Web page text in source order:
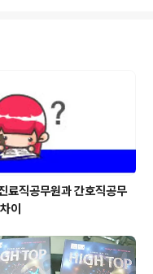
다.
공고
다. < 임
료직공무원과 간호직공무
이